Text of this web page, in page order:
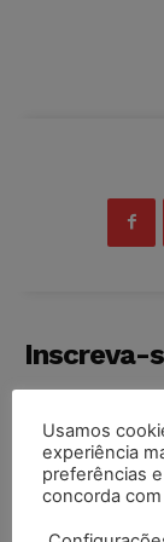
Inscreva-
Usamos
experiência
preferências
concorda